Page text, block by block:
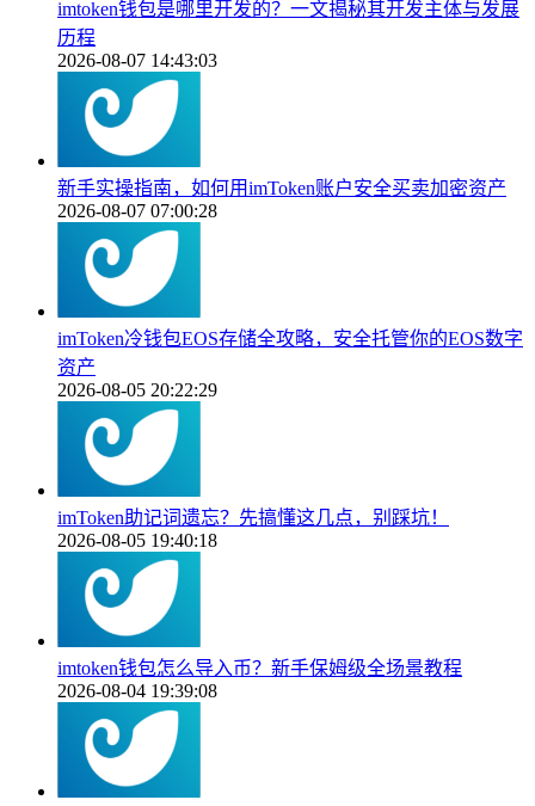
imtoken钱包是哪里开发的？一文揭秘其开发主体与发展
历程
2026-08-07 14:43:03
新手实操指南，如何用imToken账户安全买卖加密资产
2026-08-07 07:00:28
imToken冷钱包EOS存储全攻略，安全托管你的EOS数字
资产
2026-08-05 20:22:29
imToken助记词遗忘？先搞懂这几点，别踩坑！
2026-08-05 19:40:18
imtoken钱包怎么导入币？新手保姆级全场景教程
2026-08-04 19:39:08